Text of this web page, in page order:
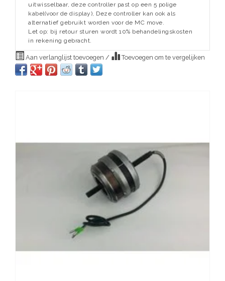
uitwisselbaar, deze controller past op een 5 polige
kabel(voor de display), Deze controller kan ook als
alternatief gebruikt worden voor de MC move.
Let op: bij retour sturen wordt 10% behandelingskosten
in rekening gebracht.
Aan verlanglijst toevoegen / Toevoegen om te vergelijken